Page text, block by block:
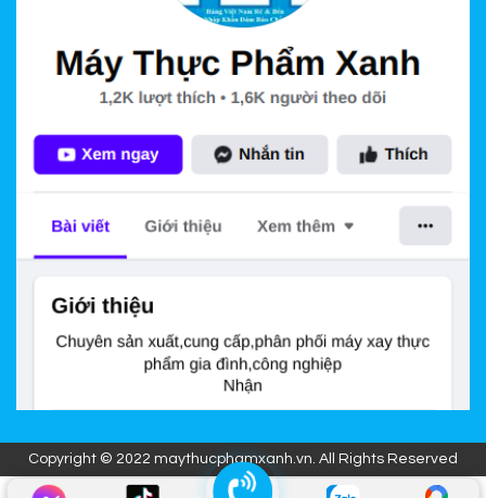
Copyright © 2022 maythucphamxanh.vn. All Rights Reserved